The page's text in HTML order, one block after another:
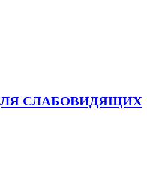
СЛАБОВИДЯЩИХ